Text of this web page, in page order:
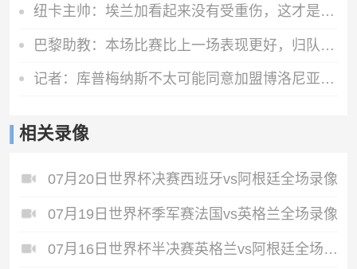
纽卡主帅：埃兰加看起来没有受重伤，这才是今晚最重要的
巴黎助教：本场比赛比上一场表现更好，归队国脚可参加欧洲超级杯
记者：库普梅纳斯不太可能同意加盟博洛尼亚，此前已拒绝土超球队
相关录像
07月20日世界杯决赛西班牙vs阿根廷全场录像
07月19日世界杯季军赛法国vs英格兰全场录像
07月16日世界杯半决赛英格兰vs阿根廷全场录像